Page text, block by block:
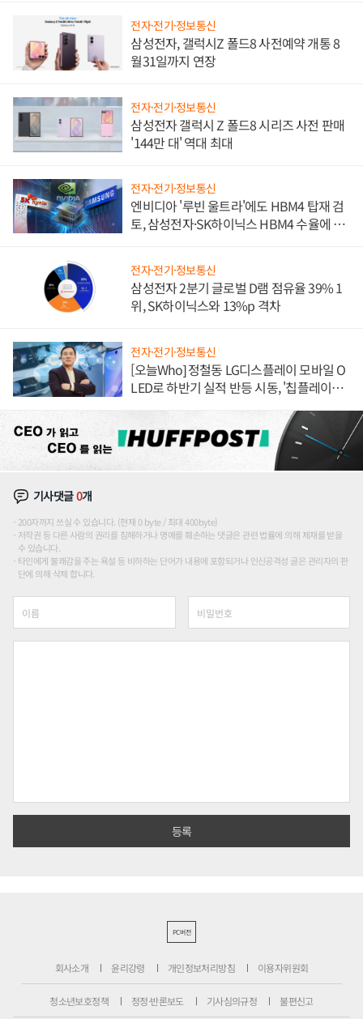
전자·전기·정보통신
삼성전자, 갤럭시Z 폴드8 사전예약 개통 8
월31일까지 연장
전자·전기·정보통신
삼성전자 갤럭시 Z 폴드8 시리즈 사전 판매
'144만 대' 역대 최대
전자·전기·정보통신
엔비디아 '루빈 울트라'에도 HBM4 탑재 검
토, 삼성전자·SK하이닉스 HBM4 수율에 주
전자·전기·정보통신
삼성전자 2분기 글로벌 D램 점유율 39% 1
위, SK하이닉스와 13%p 격차
전자·전기·정보통신
[오늘Who] 정철동 LG디스플레이 모바일 O
LED로 하반기 실적 반등 시동, '칩플레이
기사댓글0개
200자까지 쓰실 수 있습니다. (현재 0 byte / 최대 400byte)
저작권 등 다른 사람의 권리를 침해하거나 명예를 훼손하는 댓글은 관련 법률에 의해 제재를 받을
수 있습니다.
타인에게 불쾌감을 주는 욕설 등 비하하는 단어가 내용에 포함되거나 인신공격성 글은 관리자의 판
단에 의해 삭제 합니다.
PC버전
회사소개 윤리강령 개인정보처리방침 이용자위원회
청소년보호정책 정정·반론보도 기사심의규정 불편신고